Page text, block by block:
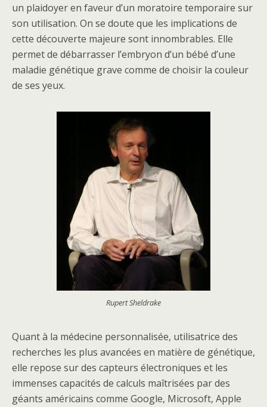
un plaidoyer en faveur d’un moratoire temporaire sur
son utilisation. On se doute que les implications de
cette découverte majeure sont innombrables. Elle
permet de débarrasser l’embryon d’un bébé d’une
maladie génétique grave comme de choisir la couleur
de ses yeux.
Rupert Sheldrake
Quant à la médecine personnalisée, utilisatrice des
recherches les plus avancées en matière de génétique,
elle repose sur des capteurs électroniques et les
immenses capacités de calculs maîtrisées par des
géants américains comme Google, Microsoft, Apple